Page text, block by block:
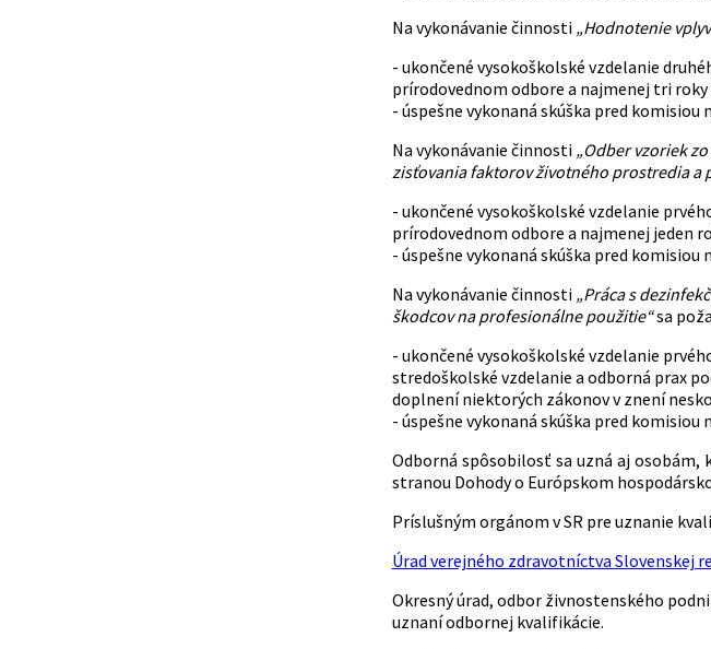
Na vykonávanie činnosti „Hodnotenie
- ukončené vysokoškolské vzdelanie
prírodovednom odbore a najmenej tri
- úspešne vykonaná skúška pred
Na vykonávanie činnosti „Odber vzoriek
zisťovania faktorov životného prostredia a
- ukončené vysokoškolské vzdelanie
prírodovednom odbore a najmenej jeden
- úspešne vykonaná skúška pred
Na vykonávanie činnosti „Práca s
škodcov na profesionálne použitie“sa
- ukončené vysokoškolské vzdelanie
stredoškolské vzdelanie a odborná prax
doplnení niektorých zákonov v znení
- úspešne vykonaná skúška pred
Odborná spôsobilosť sa uzná aj
stranou Dohody o Európskom
Príslušným orgánom v SR pre uznanie
Úrad verejného zdravotníctva Slovenskej
Okresný úrad, odbor živnostenského
uznaní odbornej kvalifikácie.